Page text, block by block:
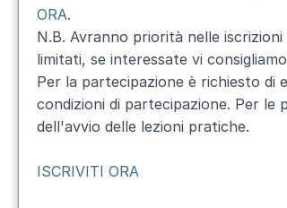
ORA.
N.B. Avranno priorità nelle
limitati, se interessate vi
Per la partecipazione è richiesto di
condizioni di partecipazione. Per
dell'avvio delle lezioni pratiche.
ISCRIVITI ORA